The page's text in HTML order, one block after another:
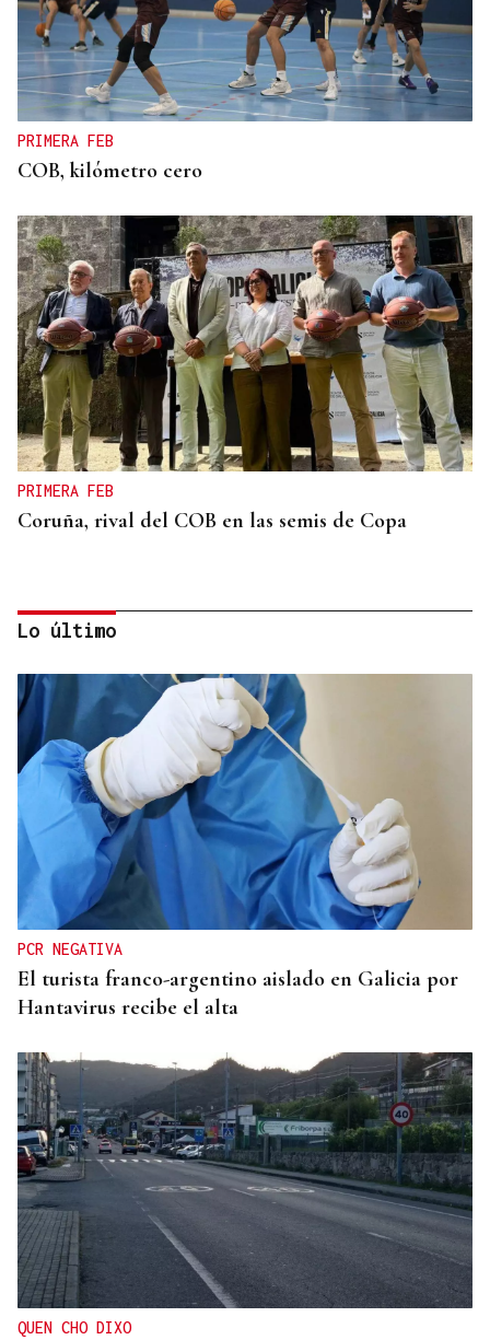
PRIMERA FEB
COB, kilómetro cero
PRIMERA FEB
Coruña, rival del COB en las semis de Copa
25 DE SEPTIEMBRE
El COB abrirá y cerrará la liga en el Pazo, ante el
Tizona y el Granada
Lo último
PCR NEGATIVA
El turista franco-argentino aislado en Galicia por
Hantavirus recibe el alta
QUEN CHO DIXO